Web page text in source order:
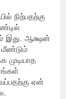
நிற்பதற்கு
இது. ஆக்ஷன்
மீண்டும்
முடியாத
ஏன்